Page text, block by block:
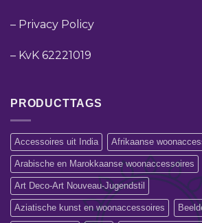
– Privacy Policy
– KvK 62221019
PRODUCTTAGS
Accessoires uit India Afrikaanse
Arabische en Marokkaanse woonaccessoires
Art Deco-Art Nouveau-Jugendstil
Aziatische kunst en woonaccessoires